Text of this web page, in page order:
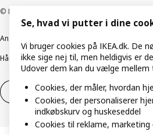
© Inter IKEA Systems B.V. 1999-2026
Ansvarlig rapportering
Håndtering af persondataSalgs- og
Fortryd dit køb Fortryd dit
Se, hvad vi putter i dine
Vi bruger cookies på IKEA.dk. De
ikke sige nej til, men heldigvis er
Udover dem kan du vælge mellem
Cookies, der måler, hvordan
Cookies, der personaliserer
indkøbskurv og huskeseddel
Cookies til reklame,